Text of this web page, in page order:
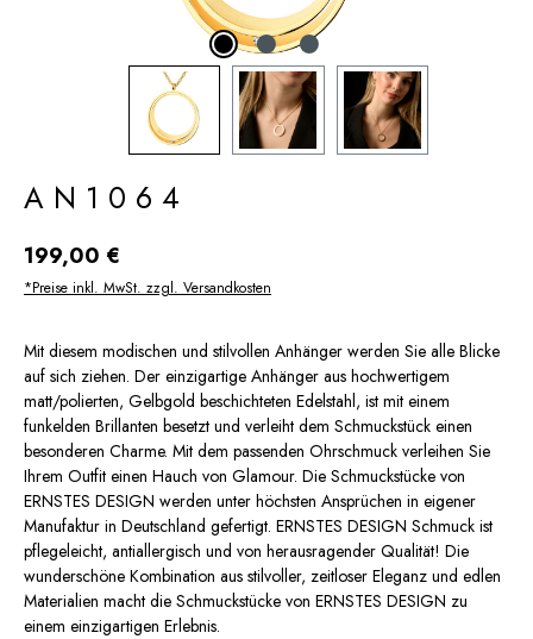
AN1064
Regulärer Preis:
199,00 €
*Preise inkl. MwSt. zzgl. Versandkosten
Mit diesem modischen und stilvollen Anhänger werden Sie alle Blicke
auf sich ziehen. Der einzigartige Anhänger aus hochwertigem
matt/polierten, Gelbgold beschichteten Edelstahl, ist mit einem
funkelden Brillanten besetzt und verleiht dem Schmuckstück einen
besonderen Charme. Mit dem passenden Ohrschmuck verleihen Sie
Ihrem Outfit einen Hauch von Glamour. Die Schmuckstücke von
ERNSTES DESIGN werden unter höchsten Ansprüchen in eigener
Manufaktur in Deutschland gefertigt. ERNSTES DESIGN Schmuck ist
pflegeleicht, antiallergisch und von herausragender Qualität! Die
wunderschöne Kombination aus stilvoller, zeitloser Eleganz und edlen
Materialien macht die Schmuckstücke von ERNSTES DESIGN zu
einem einzigartigen Erlebnis.